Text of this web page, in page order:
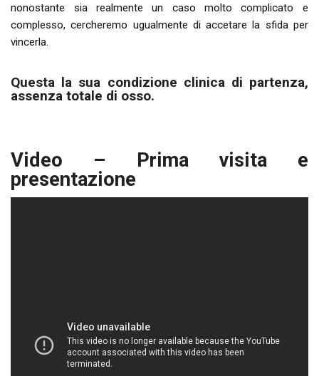
nonostante sia realmente un caso molto complicato e
complesso, cercheremo ugualmente di accetare la sfida per
vincerla.
Questa la sua condizione clinica di partenza,
assenza totale di osso.
Video – Prima visita e
presentazione